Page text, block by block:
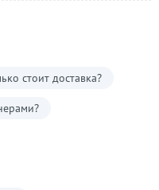
стоит доставка?